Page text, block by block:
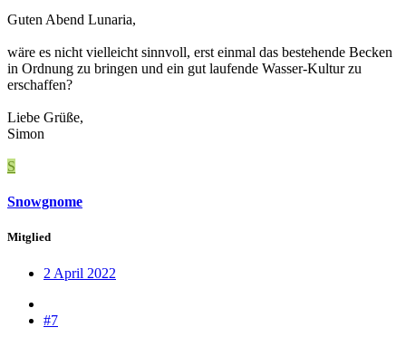
Guten Abend Lunaria,
wäre es nicht vielleicht sinnvoll, erst einmal das bestehende Becken
in Ordnung zu bringen und ein gut laufende Wasser-Kultur zu
erschaffen?
Liebe Grüße,
Simon
S
Snowgnome
Mitglied
2 April 2022
#7